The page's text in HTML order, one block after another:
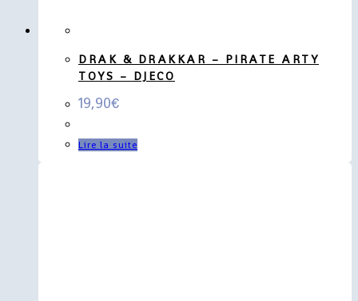
DRAK & DRAKKAR – PIRATE ARTY
TOYS – DJECO
19,90€
Lire la suite